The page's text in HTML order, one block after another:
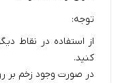
توجه:
از استفاده در نقاط
کنید.
در صورت وجود زخم بر